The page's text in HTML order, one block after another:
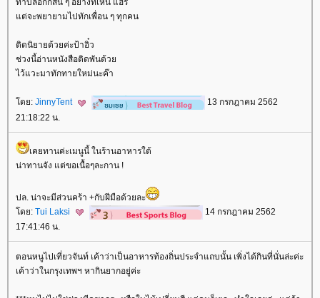
ทำบล็อกก็สั้น ๆ อย่างที่เห็น แฮร่
ต่จะพยายามไปทักเพื่อน ๆ ทุกคน
ติดนิยายด้วยค่ะป้าอิ๋ว
ช่วงนี้อ่านหนังสือติดพันด้ว
ไว้แวะมาทักทายใหม่นะค๊า
ดย: JinnyTent
13 กรกฎาคม 2562
21:18:22 น.
เคยทานค่ะเมนูนี้ ในร้านอาหารใต้
น่าทานจัง แต่ขอเนื้อๆละกาน !
ปล. น่าจะมีส่วนคร้า +กับฝีมือด้วยละ
ดย: Tui Laksi
14 กรกฎาคม 2562
17:41:46 น.
ตอนหนูไปเที่ยวจันท์ เค้าว่าเป็นอาหารท้องถิ่นประจำแถบนั้น เพิ่งได้กินที่นั่นล่ะค่ะ
เค้าว่าในกรุงเทพฯ หากินยากอยู่ค่ะ